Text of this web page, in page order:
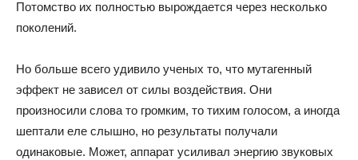
Потомство их полностью вырождается через несколько
поколений.
Но больше всего удивило ученых то, что мутагенный
эффект не зависел от силы воздействия. Они
произносили слова то громким, то тихим голосом, а иногда
шептали еле слышно, но результаты получали
одинаковые. Может, аппарат усиливал энергию звуковых